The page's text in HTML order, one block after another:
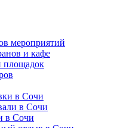
мероприятий
и кафе
площадок
в Сочи
в Сочи
в Сочи